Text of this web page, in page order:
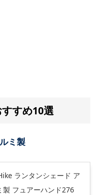
すめ10選
ミ製
ランタンシェード ア
製 フュアーハンド276